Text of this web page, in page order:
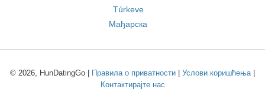
Túrkeve
Мађарска
© 2026, HunDatingGo | Правила о приватности Услови коришћења|
Контактирајте нас